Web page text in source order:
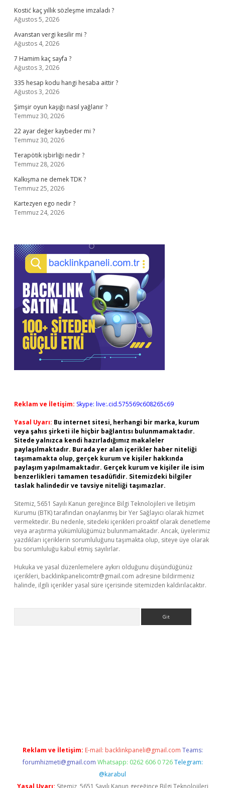
Kostić kaç yıllık sözleşme imzaladı ?
Ağustos 5, 2026
Avanstan vergi kesilir mi ?
Ağustos 4, 2026
7 Hamim kaç sayfa ?
Ağustos 3, 2026
335 hesap kodu hangi hesaba aittir ?
Ağustos 3, 2026
Şimşir oyun kaşığı nasıl yağlanır ?
Temmuz 30, 2026
22 ayar değer kaybeder mi ?
Temmuz 30, 2026
Terapötik işbirliği nedir ?
Temmuz 28, 2026
Kalkışma ne demek TDK ?
Temmuz 25, 2026
Kartezyen ego nedir ?
Temmuz 24, 2026
Reklam ve İletişim: Skype: live:.cid.575569c608265c69
Yasal Uyarı: Bu internet sitesi, herhangi bir marka, kurum
veya şahıs şirketi ile hiçbir bağlantısı bulunmamaktadır.
Sitede yalnızca kendi hazırladığımız makaleler
paylaşılmaktadır. Burada yer alan içerikler haber niteliği
taşımamakta olup, gerçek kurum ve kişiler hakkında
paylaşım yapılmamaktadır. Gerçek kurum ve kişiler ile isim
benzerlikleri tamamen tesadüfidir. Sitemizdeki bilgiler
taslak halindedir ve tavsiye niteliği taşımazlar.
Sitemiz, 5651 Sayılı Kanun gereğince Bilgi Teknolojileri ve İletişim
Kurumu (BTK) tarafından onaylanmış bir Yer Sağlayıcı olarak hizmet
vermektedir. Bu nedenle, sitedeki içerikleri proaktif olarak denetleme
veya araştırma yükümlülüğümüz bulunmamaktadır. Ancak, üyelerimiz
yazdıkları içeriklerin sorumluluğunu taşımakta olup, siteye üye olarak
bu sorumluluğu kabul etmiş sayılırlar.
Hukuka ve yasal düzenlemelere aykırı olduğunu düşündüğünüz
içerikleri, backlinkpanelicomtr@gmail.com adresine bildirmeniz
halinde, ilgili içerikler yasal süre içerisinde sitemizden kaldırılacaktır.
Reklam ve İletişim: E-mail: backlinkpaneli@gmail.com Teams:
forumhizmeti@gmail.com Whatsapp: 0262 606 0 726 Telegram:
@karabul
Yasal Uyarı: Sitemiz, 5651 Sayılı Kanun gereğince Bilgi Teknolojileri